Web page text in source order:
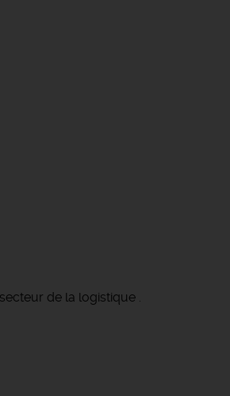
de la logistique .